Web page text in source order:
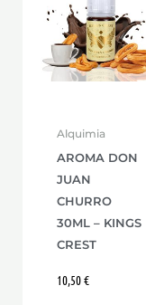
Alquimia
AROMA DON
JUAN
CHURRO
30ML – KINGS
CREST
10,50€